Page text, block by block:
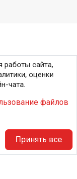
работы сайта,
оценки
чата.
файлов
Принять все